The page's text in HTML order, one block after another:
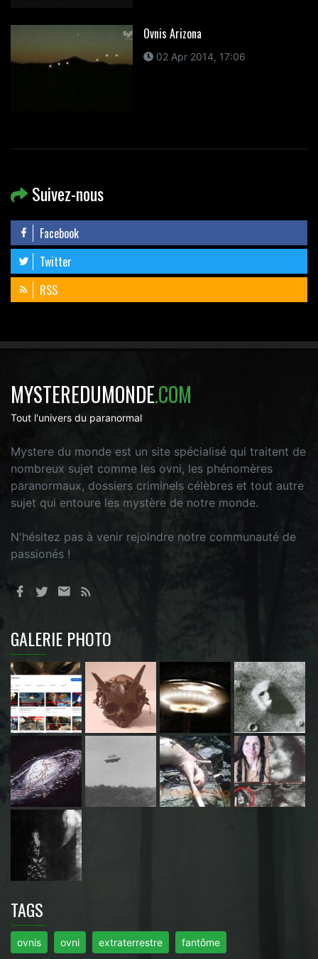
Ovnis Arizona
02 Apr 2014, 17:06
Suivez-nous
Facebook
Twitter
RSS
MYSTEREDUMONDE.COM
Tout l'univers du paranormal
Mystere du monde est un site spécialisé qui traitent de
nombreux sujet comme les ovni, les phénomères
paranormaux, dossiers criminels célèbres et tout autre
sujet qui entoure les mystère de notre monde.
N'hésitez pas à venir rejoindre notre communauté de
passionés !
GALERIE PHOTO
TAGS
ovnis ovni extraterrestre fantôme